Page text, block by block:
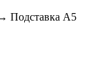
Подставка А5